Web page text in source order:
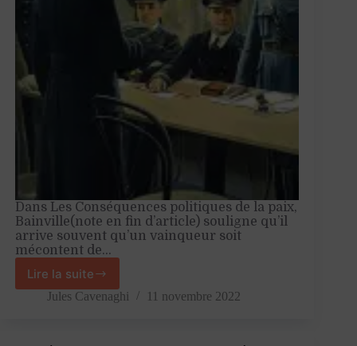
Dans Les Conséquences politiques de la paix,
Bainville(note en fin d’article) souligne qu’il
arrive souvent qu’un vainqueur soit
mécontent de…
Lire la suite
11
novembre
Jules Cavenaghi 11 novembre 2022